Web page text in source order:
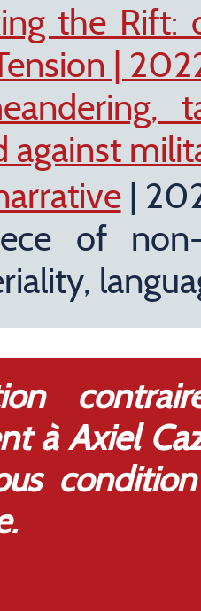
the Rift:
|
against
|
of non-
à Axiel